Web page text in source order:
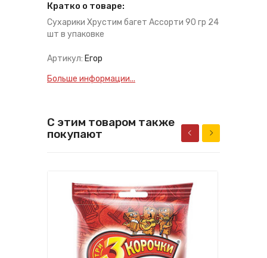
Кратко о товаре:
Сухарики Хрустим багет Ассорти 90 гр 24
шт в упаковке
Артикул: Егор
Больше информации...
С этим товаром также
покупают